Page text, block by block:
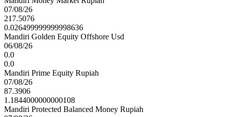
07/08/26
217.5076
0.026499999999998636
Mandiri Golden Equity Offshore Usd
06/08/26
0.0
0.0
Mandiri Prime Equity Rupiah
07/08/26
87.3906
1.1844000000000108
Mandiri Protected Balanced Money Rupiah